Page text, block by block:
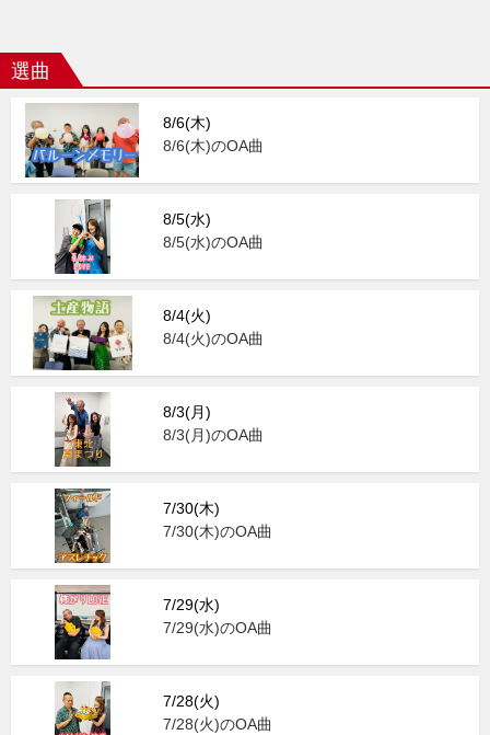
選曲
8/6(木)
8/6(木)のOA曲
8/5(水)
8/5(水)のOA曲
8/4(火)
8/4(火)のOA曲
8/3(月)
8/3(月)のOA曲
7/30(木)
7/30(木)のOA曲
7/29(水)
7/29(水)のOA曲
7/28(火)
7/28(火)のOA曲